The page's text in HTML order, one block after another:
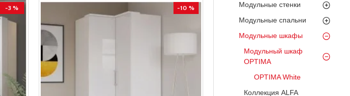
-3 % -10 %
Модульные стенки
Модульные спальни
Модульные шкафы
Модульный шкаф
OPTIMA
OPTIMA White
Коллекция ALFA